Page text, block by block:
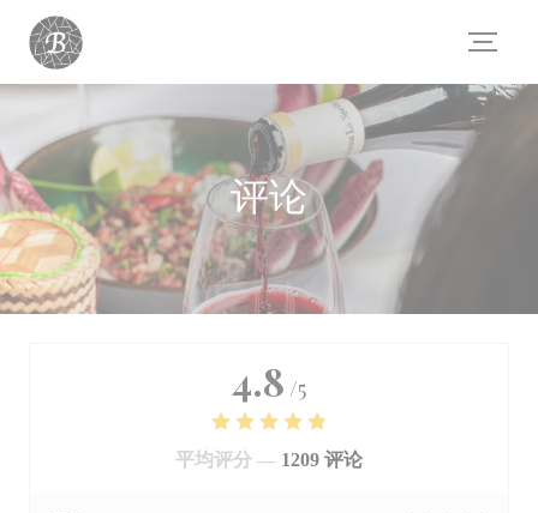
Cookie管理面板
评论
4.8 /5
平均评分 — 1209 评论